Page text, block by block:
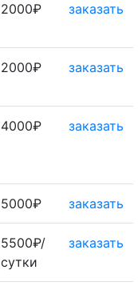
2000₽ заказать
2000₽ заказать
4000₽ заказать
5000₽ заказать
5500₽/
сутки
заказать